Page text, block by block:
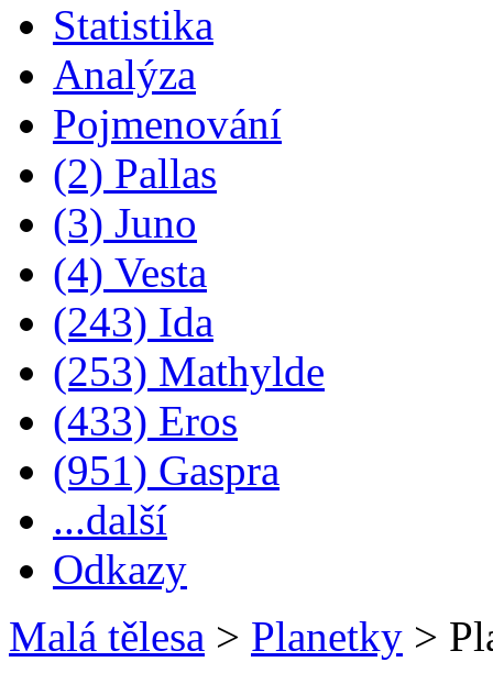
Statistika
Analýza
Pojmenování
(2) Pallas
(3) Juno
(4) Vesta
(243) Ida
(253) Mathylde
(433) Eros
(951) Gaspra
...další
Odkazy
Malá tělesa > Planetky >